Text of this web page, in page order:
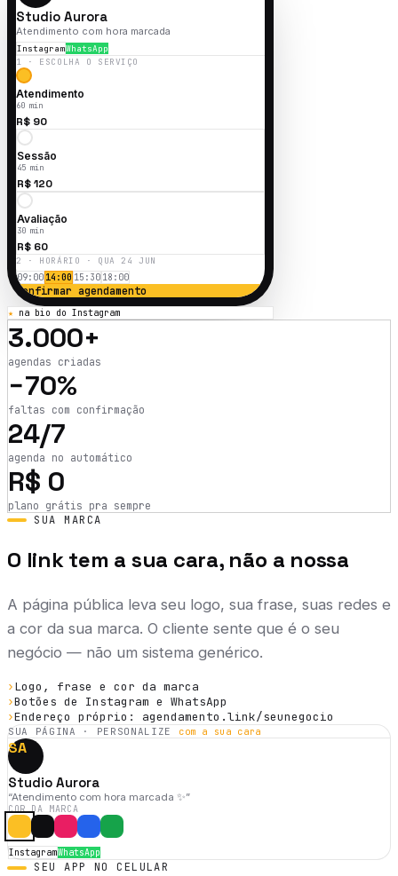
Studio Aurora
Atendimento com hora marcada
InstagramWhatsApp
1 · ESCOLHA O SERVIÇO
Atendimento
60 min
R$ 90
Sessão
45 min
R$ 120
Avaliação
30 min
R$ 60
2 · HORÁRIO · QUA 24 JUN
09:00 14:00 15:30 18:00
Confirmar agendamento
★ na bio do Instagram
3.000+
agendas criadas
−70%
faltas com confirmação
24/7
agenda no automático
R$ 0
plano grátis pra sempre
SUA MARCA
O link tem a sua cara, não a nossa
A página pública leva seu logo, sua frase, suas redes e
a cor da sua marca. O cliente sente que é o seu
negócio — não um sistema genérico.
›Logo, frase e cor da marca
›Botões de Instagram e WhatsApp
›Endereço próprio: agendamento.link/seunegocio
SUA PÁGINA · PERSONALIZE com a sua cara
SA
Studio Aurora
“Atendimento com hora marcada ✨”
COR DA MARCA
InstagramWhatsApp
SEU APP NO CELULAR